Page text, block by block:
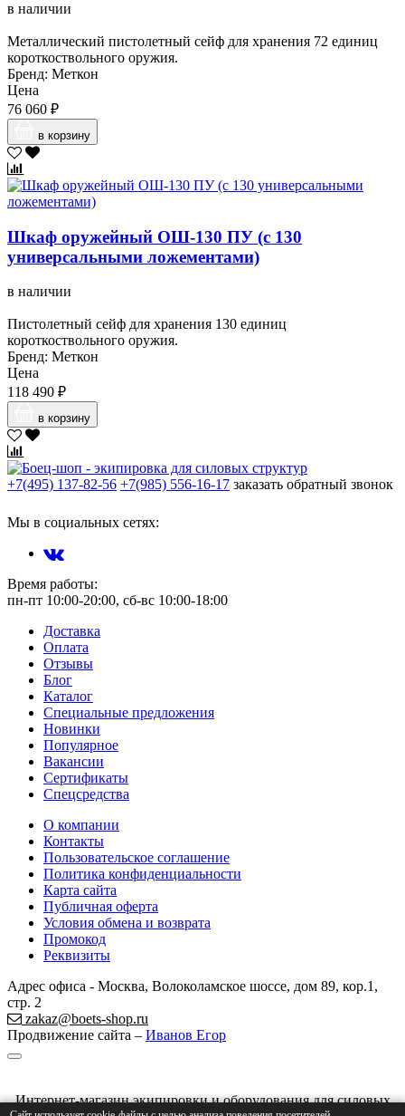
в наличии
Металлический пистолетный сейф для хранения 72 единиц
короткоствольного оружия.
Бренд: Меткон
Цена
76 060 ₽
в корзину
Шкаф оружейный ОШ-130 ПУ (с 130
универсальными ложементами)
в наличии
Пистолетный сейф для хранения 130 единиц
короткоствольного оружия.
Бренд: Меткон
Цена
118 490 ₽
в корзину
+7(495) 137-82-56 +7(985) 556-16-17 заказать обратный звонок
Мы в социальных сетях:
Время работы:
пн-пт 10:00-20:00, сб-вс 10:00-18:00
Доставка
Оплата
Отзывы
Блог
Каталог
Специальные предложения
Новинки
Популярное
Вакансии
Сертификаты
Спецсредства
О компании
Контакты
Пользовательское соглашение
Политика конфиденциальности
Карта сайта
Публичная оферта
Условия обмена и возврата
Промокод
Реквизиты
Адрес офиса - Москва, Волоколамское шоссе, дом 89, кор.1,
стр. 2
zakaz@boets-shop.ru
Продвижение сайта – Иванов Егор
Интернет-магазин экипировки и оборудования для силовых